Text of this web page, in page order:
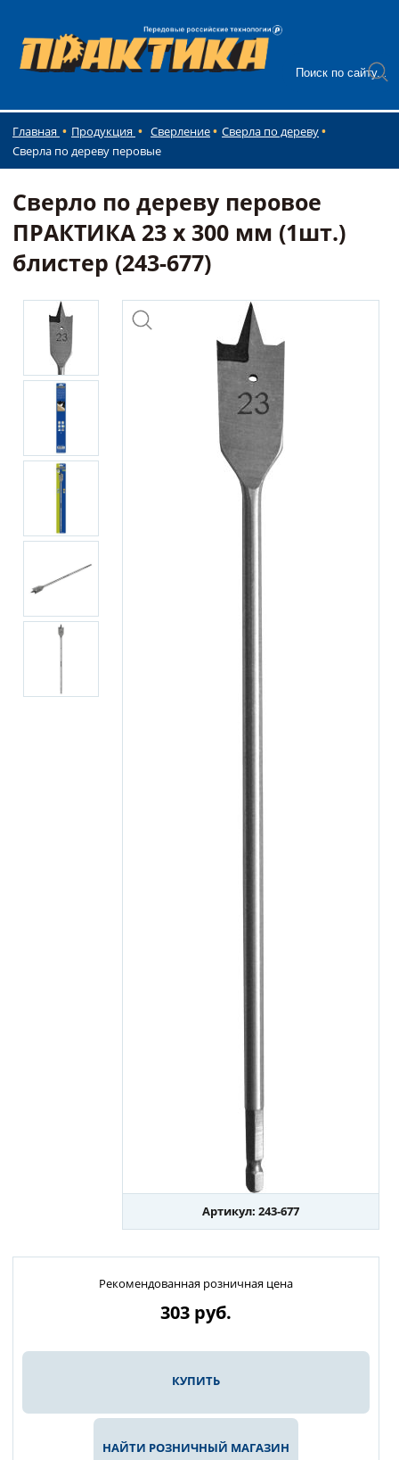
Главная Продукция Сверление
Сверла по дереву
Сверла по дереву перовые
Сверло по дереву перовое
ПРАКТИКА 23 х 300 мм (1шт.)
блистер (243-677)
Артикул: 243-677
Рекомендованная розничная цена
303 руб.
КУПИТЬ
НАЙТИ РОЗНИЧНЫЙ МАГАЗИН